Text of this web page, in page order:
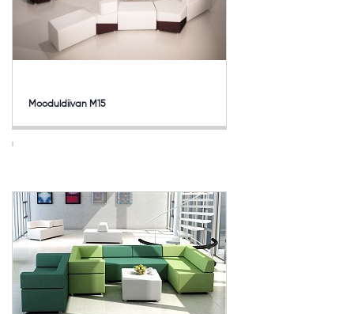
Mooduldiivan M15